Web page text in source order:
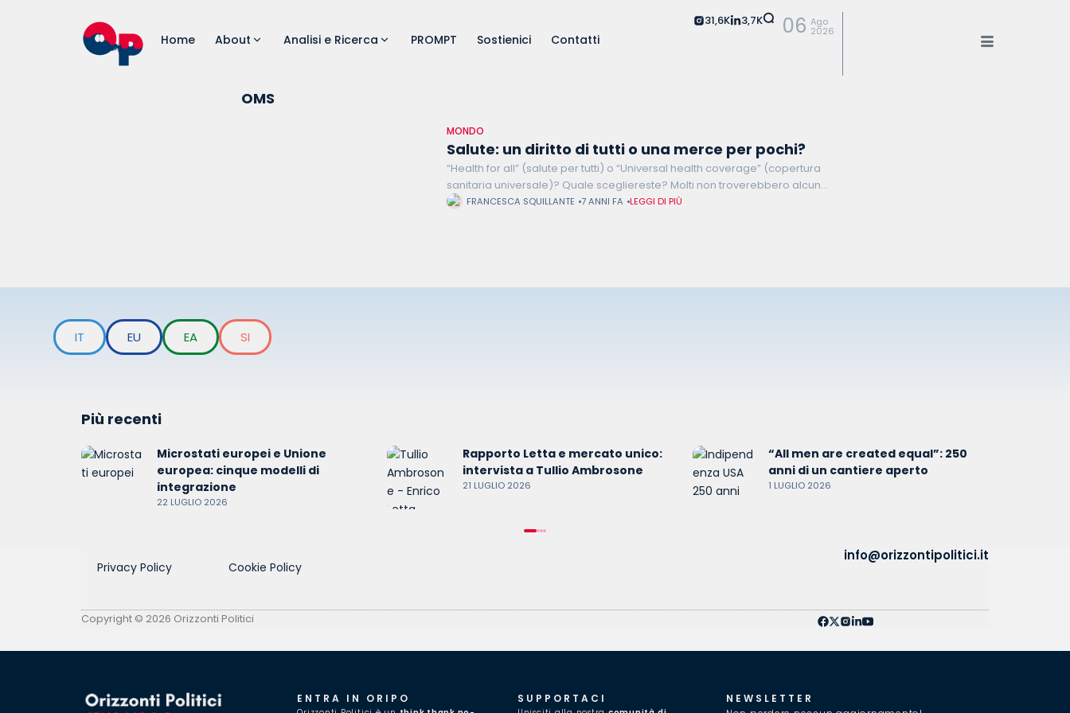
Home About Analisi e Ricerca PROMPT Sostienici Contatti
31,6K 3,7K 06 Ago
2026
OMS
MONDO
Salute: un diritto di tutti o una merce per pochi?
“Health for all” (salute per tutti) o “Universal health coverage” (copertura
sanitaria universale)? Quale scegliereste? Molti non troverebbero alcuna
differenza. In realtà, tra questi due motti, rispettivamente del 1978 e
FRANCESCA SQUILLANTE 7 ANNI FA LEGGI DI PIÙ
IT EU EA SI
Più recenti
Microstati europei e Unione
europea: cinque modelli di
integrazione
22 LUGLIO 2026
Rapporto Letta e mercato unico:
intervista a Tullio Ambrosone
21 LUGLIO 2026
“All men are created equal”: 250
anni di un cantiere aperto
1 LUGLIO 2026
Privacy Policy Cookie Policy
info@orizzontipolitici.it
Copyright © 2026 Orizzonti Politici
ENTRA IN ORIPO SUPPORTACI
NEWSLETTER